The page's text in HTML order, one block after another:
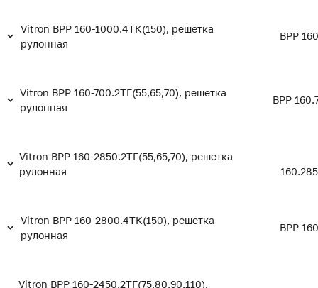
Vitron ВРР 160-1000.4ТК(150), решетка
рулонная
ВРР
Vitron ВРР 160-700.2ТГ(55,65,70), решетка
рулонная
ВРР
Vitron ВРР 160-2850.2ТГ(55,65,70), решетка
рулонная
Vitron ВРР 160-2800.4ТК(150), решетка
рулонная
ВРР
Vitron ВРР 160-2450.2ТГ(75,80,90,110),